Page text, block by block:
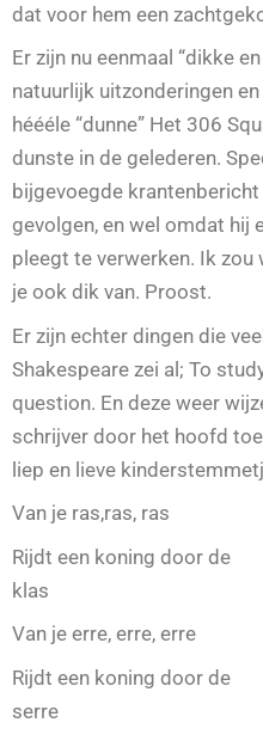
dat voor hem een
Er zijn nu eenmaal “dikke
natuurlijk uitzonderingen
héééle “dunne” Het 306
dunste in de gelederen.
bijgevoegde
gevolgen, en wel omdat hij
pleegt te verwerken. Ik zou
je ook dik van. Proost.
Er zijn echter dingen die
Shakespeare zei al; To
question. En deze weer
schrijver door het hoofd
liep en lieve
Van je ras,ras, ras
Rijdt een koning door de
klas
Van je erre, erre, erre
Rijdt een koning door de
serre